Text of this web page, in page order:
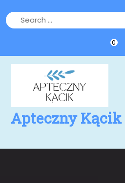
to
content
0
Apteczny Kącik